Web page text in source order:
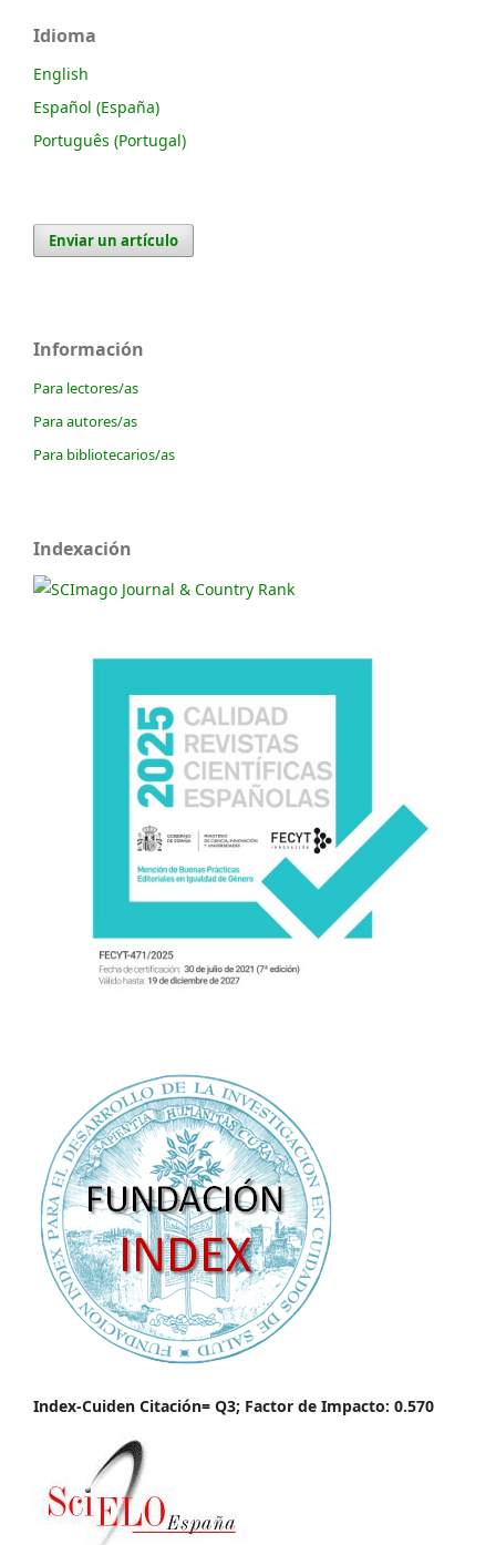
Idioma
English
Español (España)
Português (Portugal)
Enviar un artículo
Información
Para lectores/as
Para autores/as
Para bibliotecarios/as
Indexación
Index-Cuiden Citación= Q3; Factor de Impacto: 0.570